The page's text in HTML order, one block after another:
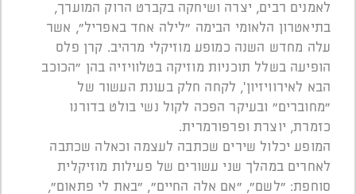
לאמנים רבים, יצרה ושיחקה בקברט הרוק המוערך,
בתיאטרון הלאומי הבימה "לילה אחד באפריל", אשר
עלה מחדש השנה כמופע מוזיקלי מרהיב. קרן פלס
הופיעה בשלל תוכניות מוזיקה בטלוויזיה בהן "הכוכב
הבא לאירוויזיון', לקחה חלק בעונת העשור של
"מחוברים" ובעיקר הפכה לקול נשי בולט בדורנו
כזמרת, יוצרת ופרפורמרית.
המופע יכלול שירים שכתבה לעצמה וכאלה שכתבה
לאחרים במהלך שני עשורים של פעילות מוזיקלית
סוחפת: ״לשם״, ״אם אלה החיים״, ״באת לי פתאום״,